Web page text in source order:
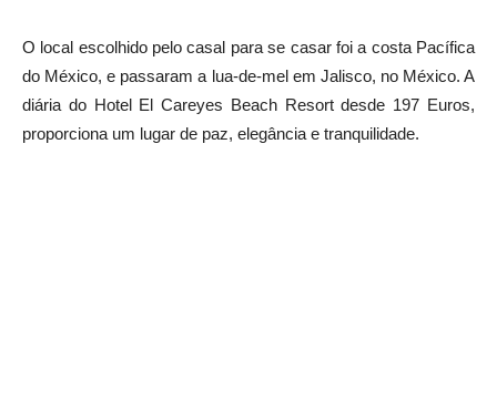
O local escolhido pelo casal para se casar foi a costa Pacífica
do México, e passaram a lua-de-mel em Jalisco, no México. A
diária do Hotel El Careyes Beach Resort desde 197 Euros,
proporciona um lugar de paz, elegância e tranquilidade.